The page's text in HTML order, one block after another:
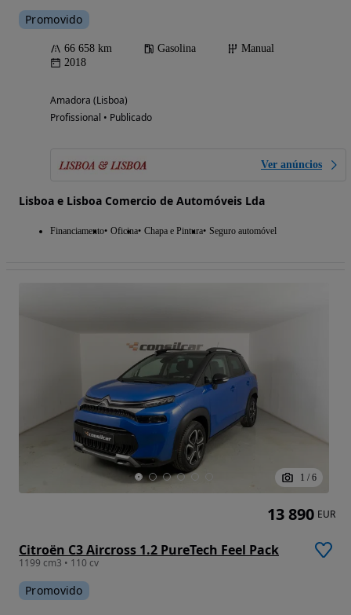
Promovido
66 658 km Gasolina
Manual
2018
Amadora (Lisboa)
Profissional • Publicado
Ver anúncios
Lisboa e Lisboa Comercio de Automóveis Lda
Financiamento Oficina Chapa e Pintura Seguro automóvel
1 / 6
Citroën C3 Aircross 1.2 PureTech Feel Pack
1199 cm3 • 110 cv
Promovido
13 890 EUR